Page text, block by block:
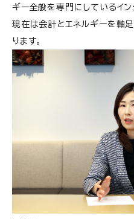
ギー全般を専門にしているイン
現在は会計とエネルギーを軸
ります。